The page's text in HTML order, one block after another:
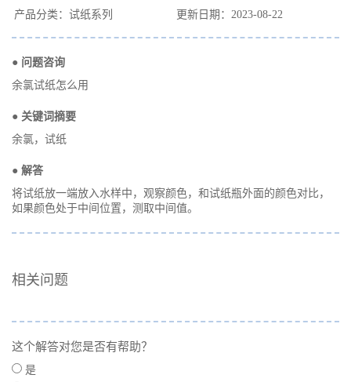
产品分类：试纸系列 更新日期：2023-08-22
● 问题咨询
余氯试纸怎么用
● 关键词摘要
余氯，试纸
● 解答
将试纸放一端放入水样中，观察颜色，和试纸瓶外面的颜色对比，
如果颜色处于中间位置，测取中间值。
相关问题
这个解答对您是否有帮助？
是